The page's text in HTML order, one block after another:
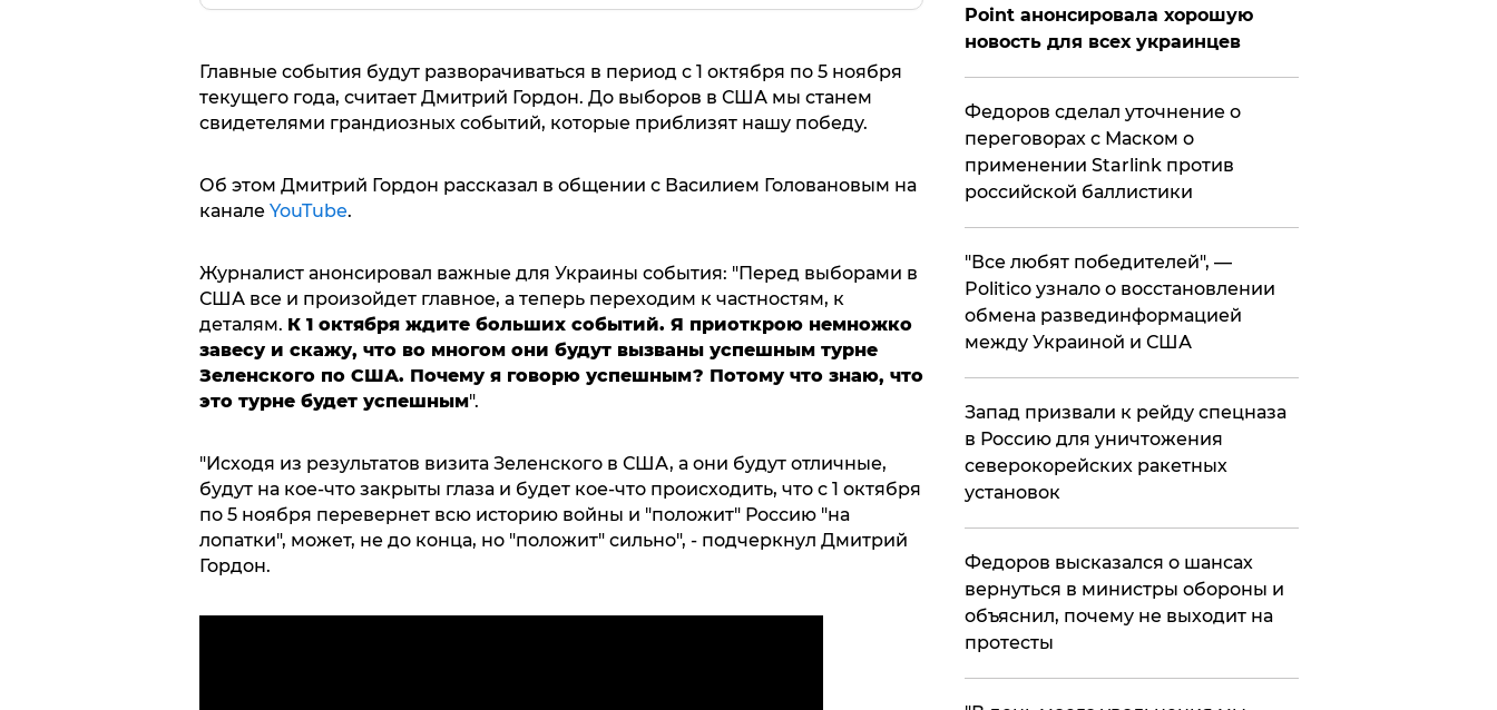
Главные события будут разворачиваться в период с 1 октября по 5 ноября
текущего года, считает Дмитрий Гордон. До выборов в США мы станем
свидетелями грандиозных событий, которые приблизят нашу победу.
Об этом Дмитрий Гордон рассказал в общении с Василием Головановым на
канале YouTube.
Журналист анонсировал важные для Украины события: "Перед выборами в
США все и произойдет главное, а теперь переходим к частностям, к
деталям. К 1 октября ждите больших событий. Я приоткрою немножко
завесу и скажу, что во многом они будут вызваны успешным турне
Зеленского по США. Почему я говорю успешным? Потому что знаю, что
это турне будет успешным".
"Исходя из результатов визита Зеленского в США, а они будут отличные,
будут на кое-что закрыты глаза и будет кое-что происходить, что с 1 октября
по 5 ноября перевернет всю историю войны и "положит" Россию "на
лопатки", может, не до конца, но "положит" сильно", - подчеркнул Дмитрий
Гордон.
Point анонсировала хорошую
новость для всех украинцев
Федоров сделал уточнение о
переговорах с Маском о
применении Starlink против
российской баллистики
​"Все любят победителей", —
Politico узнало о восстановлении
обмена развединформацией
между Украиной и США
Запад призвали к рейду спецназа
в Россию для уничтожения
северокорейских ракетных
установок
Федоров высказался о шансах
вернуться в министры обороны и
объяснил, почему не выходит на
протесты